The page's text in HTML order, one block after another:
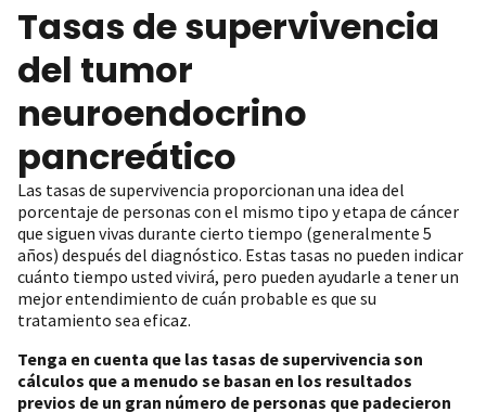
Tasas de supervivencia
del tumor
neuroendocrino
pancreático
Las tasas de supervivencia proporcionan una idea del
porcentaje de personas con el mismo tipo y etapa de cáncer
que siguen vivas durante cierto tiempo (generalmente 5
años) después del diagnóstico. Estas tasas no pueden indicar
cuánto tiempo usted vivirá, pero pueden ayudarle a tener un
mejor entendimiento de cuán probable es que su
tratamiento sea eficaz.
Tenga en cuenta que las tasas de supervivencia son
cálculos que a menudo se basan en los resultados
previos de un gran número de personas que padecieron